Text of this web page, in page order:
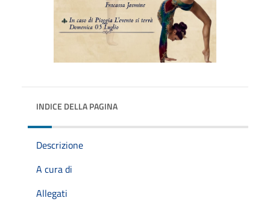
INDICE DELLA PAGINA
Descrizione
A cura di
Allegati